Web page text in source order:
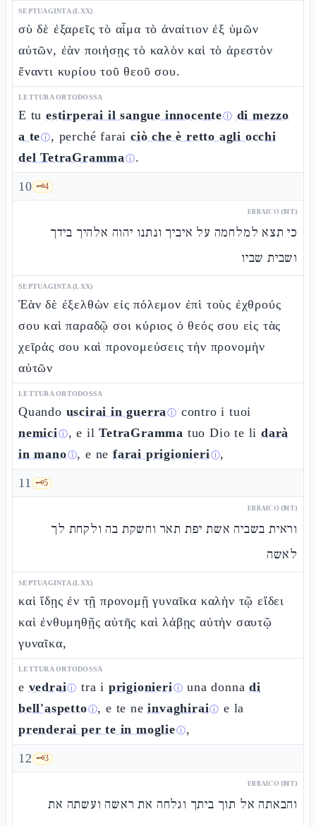
SEPTUAGINTA (LXX)
σὺ δὲ ἐξαρεῖς τὸ αἷμα τὸ ἀναίτιον ἐξ ὑμῶν
αὐτῶν, ἐὰν ποιήσῃς τὸ καλὸν καὶ τὸ ἀρεστὸν
ἔναντι κυρίου τοῦ θεοῦ σου.
LETTURA ORTODOSSA
E tu estirperai il sangue innocenteⓘ di mezzo
a teⓘ, perché faraiciò che è retto agli occhi
del TetraGrammaⓘ.
10 🗝️4
EBRAICO (MT)
כי תצא למלחמה על איביך ונתנו יהוה אלהיך בידך
ושבית שביו
SEPTUAGINTA (LXX)
Ἐὰν δὲ ἐξελθὼν εἰς πόλεμον ἐπὶ τοὺς ἐχθρούς
σου καὶ παραδῷ σοι κύριος ὁ θεός σου εἰς τὰς
χεῖράς σου καὶ προνομεύσεις τὴν προνομὴν
αὐτῶν
LETTURA ORTODOSSA
Quando uscirai in guerraⓘ contro i tuoi
nemiciⓘ, e ilTetraGramma tuo Dio te lidarà
in manoⓘ, e nefarai prigionieriⓘ,
11 🗝️5
EBRAICO (MT)
וראית בשביה אשת יפת תאר וחשקת בה ולקחת לך
לאשה
SEPTUAGINTA (LXX)
καὶ ἴδῃς ἐν τῇ προνομῇ γυναῖκα καλὴν τῷ εἴδει
καὶ ἐνθυμηθῇς αὐτῆς καὶ λάβῃς αὐτὴν σαυτῷ
γυναῖκα,
LETTURA ORTODOSSA
e vedraiⓘ tra i prigionieriⓘ una donnadi
bell'aspettoⓘ, e te neinvaghiraiⓘ e la
prenderai per te in moglieⓘ,
12 🗝️3
EBRAICO (MT)
והבאתה אל תוך ביתך וגלחה את ראשה ועשתה את